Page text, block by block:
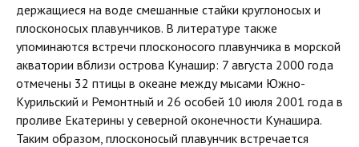
держащиеся на воде смешанные стайки круглоносых и
плосконосых плавунчиков. В литературе также
упоминаются встречи плосконосого плавунчика в морской
акватории вблизи острова Кунашир: 7 августа 2000 года
отмечены 32 птицы в океане между мысами Южно-
Курильский и Ремонтный и 26 особей 10 июля 2001 года в
проливе Екатерины у северной оконечности Кунашира.
Таким образом, плосконосый плавунчик встречается